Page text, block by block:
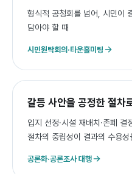
형식적 공청회를 넘어, 시민이
담아야 할 때
시민원탁회의·타운홀미팅
갈등 사안을 공정한 절차
입지 선정·시설 재배치·존폐
절차의 중립성이 결과의 수용
공론화·공론조사 대행